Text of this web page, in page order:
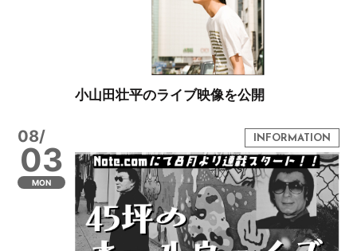
小山田壮平のライブ映像を公開
08/
03
MON